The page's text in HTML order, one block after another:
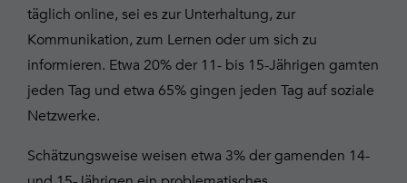
täglich online, sei es zur Unterhaltung, zur
Kommunikation, zum Lernen oder um sich zu
informieren. Etwa 20% der 11- bis 15-Jährigen gamten
jeden Tag und etwa 65% gingen jeden Tag auf soziale
Netzwerke.
Schätzungsweise weisen etwa 3% der gamenden 14-